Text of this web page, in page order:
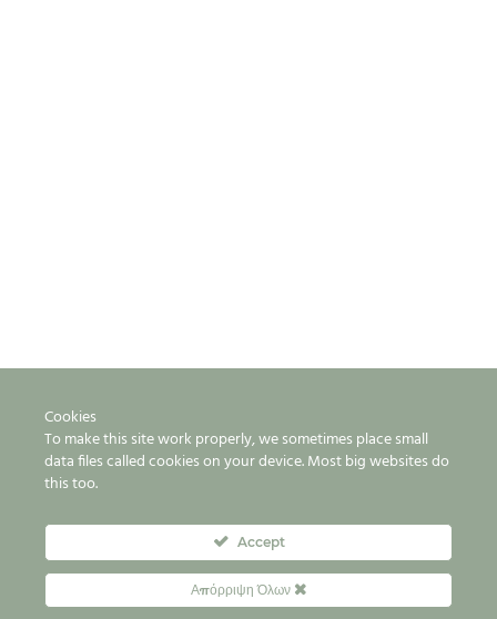
Cookies
To make this site work properly, we sometimes place small
data files called cookies on your device. Most big websites do
this too.
Accept
Απόρριψη Όλων